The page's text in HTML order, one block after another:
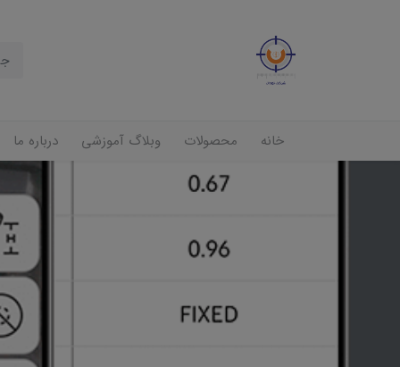
خانه محصولات وبلاگ آموزشی درباره ما